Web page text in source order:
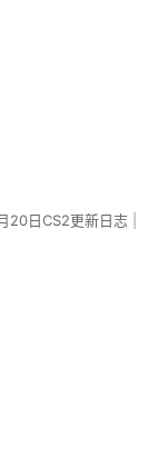
20日CS2更新日志